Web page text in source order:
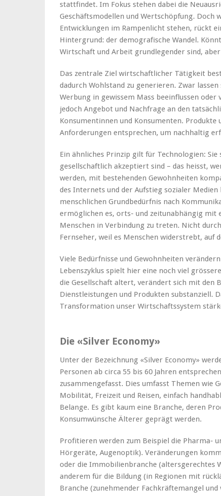
stattfindet. Im Fokus stehen dabei die
Geschäftsmodellen und Wertschöpfung. Doch
Entwicklungen im Rampenlicht stehen, rückt
Hintergrund: der demografische Wandel.
Wirtschaft und Arbeit grundlegender sind,
Das zentrale Ziel wirtschaftlicher Tätigkeit
dadurch Wohlstand zu generieren. Zwar
Werbung in gewissem Mass beeinflussen
jedoch Angebot und Nachfrage an den
Konsumentinnen und Konsumenten. Produkte
Anforderungen entsprechen, um nachhaltig
Ein ähnliches Prinzip gilt für Technologien:
gesellschaftlich akzeptiert sind – das heisst,
werden, mit bestehenden Gewohnheiten
des Internets und der Aufstieg sozialer
menschlichen Grundbedürfnis nach
ermöglichen es, orts- und zeitunabhängig mit
Menschen in Verbindung zu treten. Nicht
Fernseher, weil es Menschen widerstrebt, auf
Viele Bedürfnisse und Gewohnheiten
Lebenszyklus spielt hier eine noch viel
die Gesellschaft altert, verändert sich mit den
Dienstleistungen und Produkten substanziell.
Transformation unser Wirtschaftssystem
Die «Silver Economy»
Unter der Bezeichnung «Silver Economy»
Personen ab circa 55 bis 60 Jahren
zusammengefasst. Dies umfasst Themen wie
Mobilität, Freizeit und Reisen, einfach
Belange. Es gibt kaum eine Branche, deren
Konsumwünsche Älterer geprägt werden.
Profitieren werden zum Beispiel die Pharma-
Hörgeräte, Augenoptik). Veränderungen
oder die Immobilienbranche (altersgerechtes
anderem für die Bildung (in Regionen mit
Branche (zunehmender Fachkräftemangel